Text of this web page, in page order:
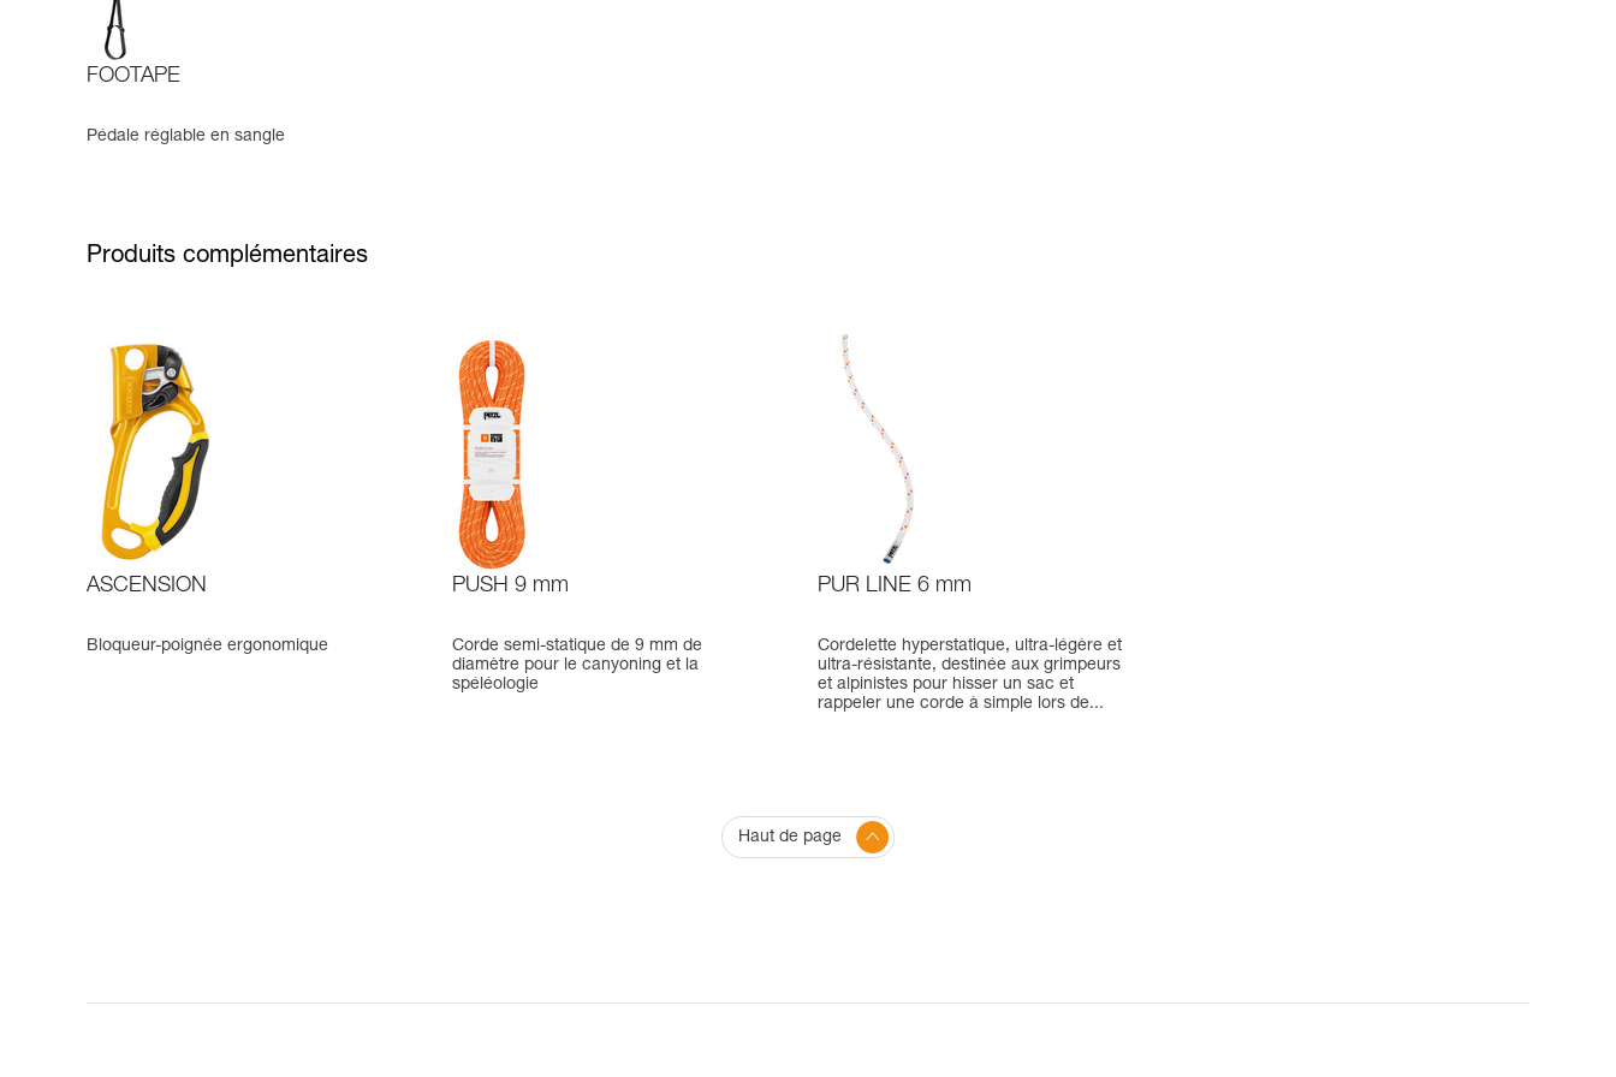
FOOTAPE
Pédale réglable en sangle
Produits complémentaires
ASCENSION
Bloqueur-poignée ergonomique
PUSH 9 mm
Corde semi-statique de 9 mm de
diamètre pour le canyoning et la
spéléologie
PUR LINE 6 mm
Cordelette hyperstatique, ultra-légère et
ultra-résistante, destinée aux grimpeurs
et alpinistes pour hisser un sac et
rappeler une corde à simple lors de...
Haut de page